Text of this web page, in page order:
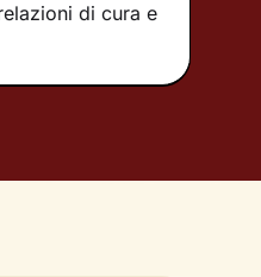
di cura e